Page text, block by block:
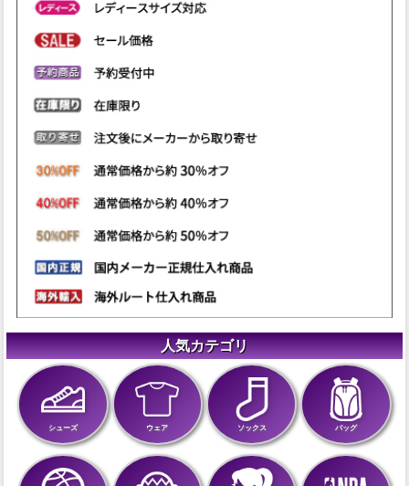
人気カテゴリ
シューズ ウェア ソックス バッグ